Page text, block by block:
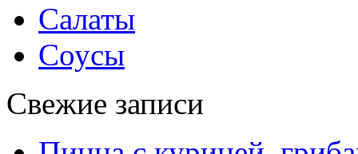
Салаты
Соусы
Свежие записи